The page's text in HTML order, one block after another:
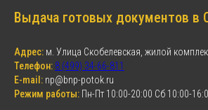
Выдача готовых документов в
Адрес: м. Улица Скобелевская, жилой
Телефон: 8 (499) 34-66-811
E-mail: np@bnp-potok.ru
Режим работы: Пн-Пт 10:00-20:00 Сб 10:00-